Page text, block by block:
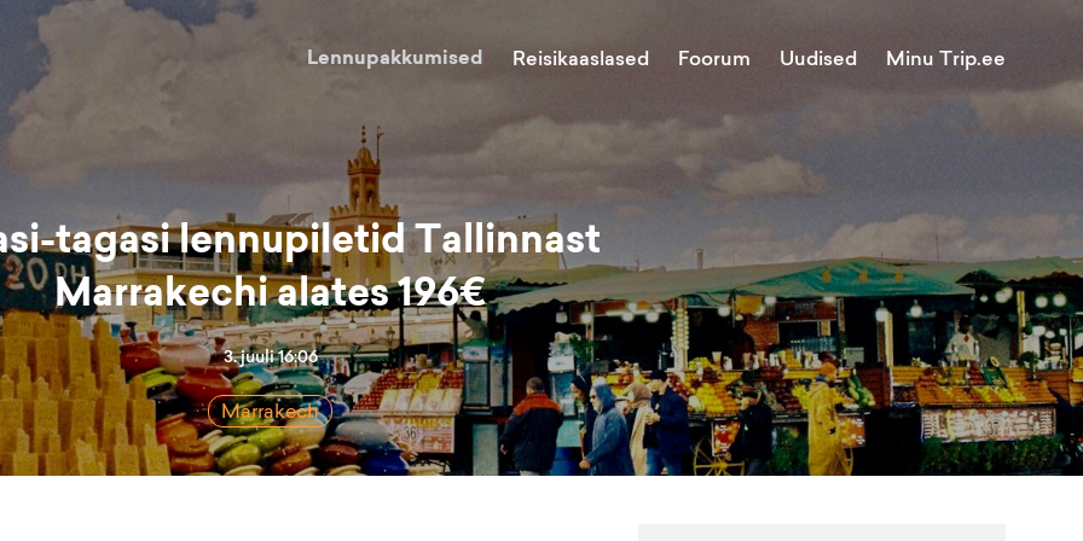
Lennupakkumised Reisikaaslased Foorum Uudised Minu Trip.ee
tagasi lennupiletid Tallinnast
Marrakechi alates 196€
3. juuli 16:06
Marrakech